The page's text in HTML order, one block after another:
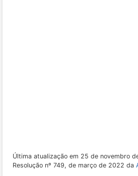
Última atualização em 25 de novembro
Resolução nº 749, de março de 2022 da